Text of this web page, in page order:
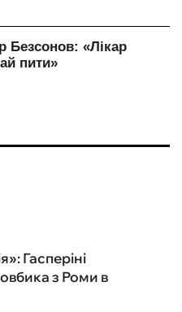
Гасперіні
з Роми в